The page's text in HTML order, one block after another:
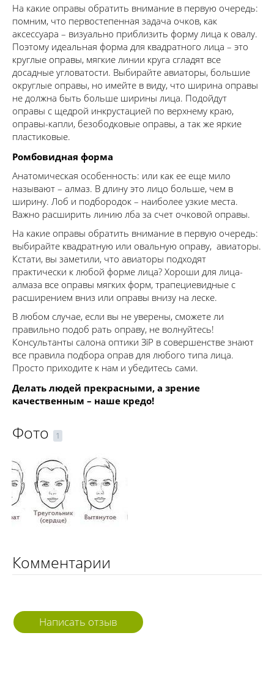
На какие оправы обратить внимание в первую очередь:
помним, что первостепенная задача очков, как
аксессуара – визуально приблизить форму лица к овалу.
Поэтому идеальная форма для квадратного лица – это
круглые оправы, мягкие линии круга сгладят все
досадные угловатости. Выбирайте авиаторы, большие
округлые оправы, но имейте в виду, что ширина оправы
не должна быть больше ширины лица. Подойдут
оправы с щедрой инкрустацией по верхнему краю,
оправы-капли, безободковые оправы, а так же яркие
пластиковые.
Ромбовидная форма
Анатомическая особенность: или как ее еще мило
называют – алмаз. В длину это лицо больше, чем в
ширину. Лоб и подбородок – наиболее узкие места.
Важно расширить линию лба за счет очковой оправы.
На какие оправы обратить внимание в первую очередь:
выбирайте квадратную или овальную оправу, авиаторы.
Кстати, вы заметили, что авиаторы подходят
практически к любой форме лица? Хороши для лица-
алмаза все оправы мягких форм, трапециевидные с
расширением вниз или оправы внизу на леске.
В любом случае, если вы не уверены, сможете ли
правильно подоб рать оправу, не волнуйтесь!
Консультанты салона оптики ЗіР в совершенстве знают
все правила подбора оправ для любого типа лица.
Просто приходите к нам и убедитесь сами.
Делать людей прекрасными, а зрение
качественным – наше кредо!
Фото 1
Комментарии
Написать отзыв